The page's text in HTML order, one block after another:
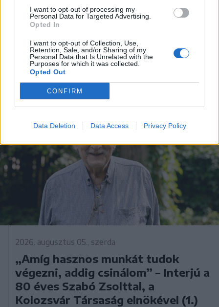
I want to opt-out of processing my
Personal Data for Targeted Advertising.
Opted In
I want to opt-out of Collection, Use,
Retention, Sale, and/or Sharing of my
Personal Data that Is Unrelated with the
Purposes for which it was collected.
Opted Out
CONFIRM
Data Deletion Data Access Privacy Policy
darabját”. Beszélgetés Szabó
Zsolttal (2.)
2026. augusztus 05., szerda
„Amíg hasznos munkát tudok
végezni, addig csinálom” – Interjú a
80 éves Szabó Zsolttal, a
Kolozsvár Társaság elnökével (1.)